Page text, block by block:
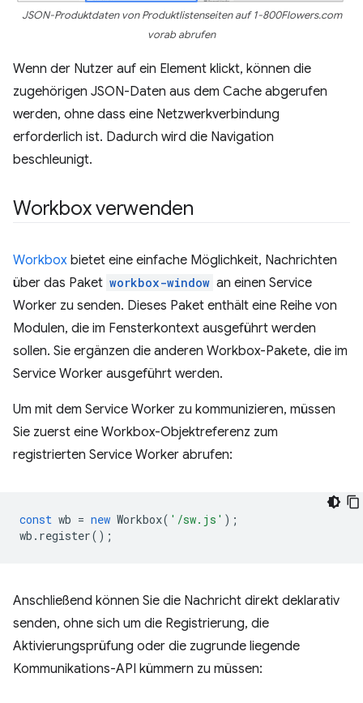
JSON-Produktdaten von Produktlistenseiten auf 1-800Flowers.com
vorab abrufen
Wenn der Nutzer auf ein Element klickt, können die
zugehörigen JSON-Daten aus dem Cache abgerufen
werden, ohne dass eine Netzwerkverbindung
erforderlich ist. Dadurch wird die Navigation
beschleunigt.
Workbox verwenden
Workbox bietet eine einfache Möglichkeit, Nachrichten
über das Paket workbox-window an einen Service
Worker zu senden. Dieses Paket enthält eine Reihe von
Modulen, die im Fensterkontext ausgeführt werden
sollen. Sie ergänzen die anderen Workbox-Pakete, die im
Service Worker ausgeführt werden.
Um mit dem Service Worker zu kommunizieren, müssen
Sie zuerst eine Workbox-Objektreferenz zum
registrierten Service Worker abrufen:
const wb = new Workbox( '/sw.js' );
wb . register();
Anschließend können Sie die Nachricht direkt deklarativ
senden, ohne sich um die Registrierung, die
Aktivierungsprüfung oder die zugrunde liegende
Kommunikations-API kümmern zu müssen: